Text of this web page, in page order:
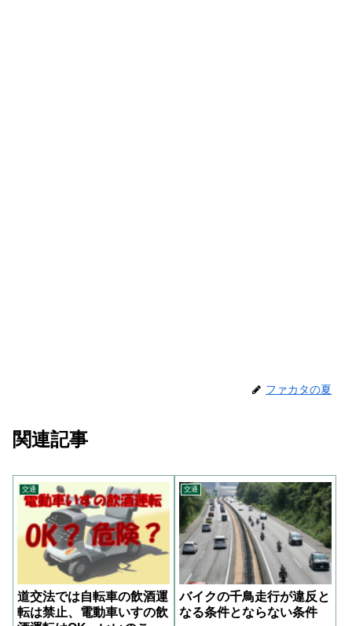
ファカタの夏
関連記事
交通
道交法では自転車の飲酒運
転は禁止、電動車いすの飲
交通
バイクの千鳥走行が違反と
なる条件とならない条件